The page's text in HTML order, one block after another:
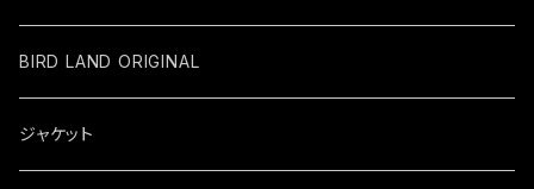
BIRD LAND ORIGINAL
ジャケット